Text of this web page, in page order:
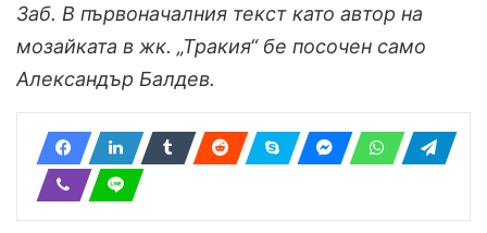
Заб. В първоначалния текст като автор на
мозайката в жк. „Тракия“ бе посочен само
Александър Балдев.